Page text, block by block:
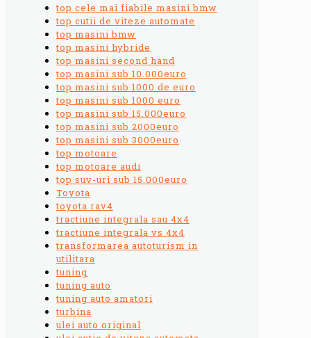
top cele mai fiabile masini bmw
top cutii de viteze automate
top masini bmw
top masini hybride
top masini second hand
top masini sub 10.000euro
top masini sub 1000 de euro
top masini sub 1000 euro
top masini sub 15.000euro
top masini sub 2000euro
top masini sub 3000euro
top motoare
top motoare audi
top suv-uri sub 15.000euro
Toyota
toyota rav4
tractiune integrala sau 4x4
tractiune integrala vs 4x4
transformarea autoturism in
utilitara
tuning
tuning auto
tuning auto amatori
turbina
ulei auto original